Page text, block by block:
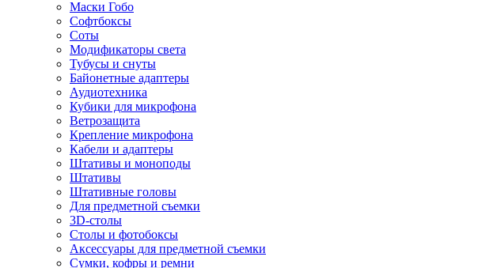
Маски Гобо
Софтбоксы
Соты
Модификаторы света
Тубусы и снуты
Байонетные адаптеры
Аудиотехника
Кубики для микрофона
Ветрозащита
Крепление микрофона
Кабели и адаптеры
Штативы и моноподы
Штативы
Штативные головы
Для предметной съемки
3D-столы
Столы и фотобоксы
Аксессуары для предметной съемки
Сумки, кофры и ремни